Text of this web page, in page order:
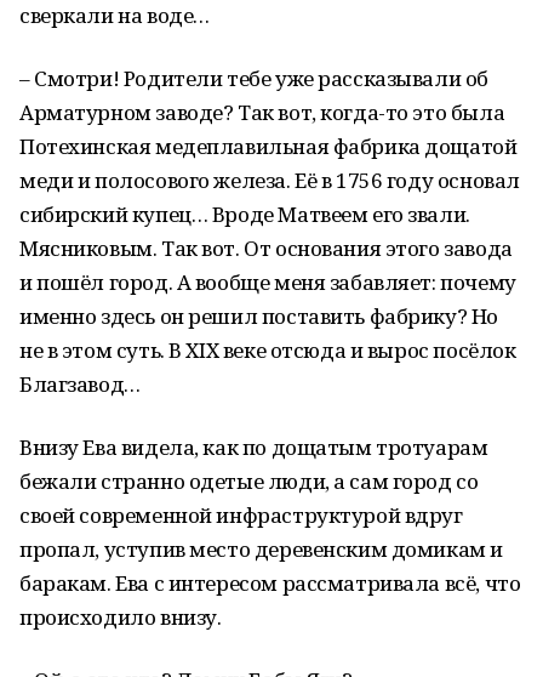
сверкали на воде…
– Смотри! Родители тебе уже рассказывали об
Арматурном заводе? Так вот, когда-то это была
Потехинская медеплавильная фабрика дощатой
меди и полосового железа. Её в 1756 году основал
сибирский купец… Вроде Матвеем его звали.
Мясниковым. Так вот. От основания этого завода
и пошёл город. А вообще меня забавляет: почему
именно здесь он решил поставить фабрику? Но
не в этом суть. В XIX веке отсюда и вырос посёлок
Благзавод…
Внизу Ева видела, как по дощатым тротуарам
бежали странно одетые люди, а сам город со
своей современной инфраструктурой вдруг
пропал, уступив место деревенским домикам и
баракам. Ева с интересом рассматривала всё, что
происходило внизу.